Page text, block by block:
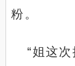
粉。
“姐这